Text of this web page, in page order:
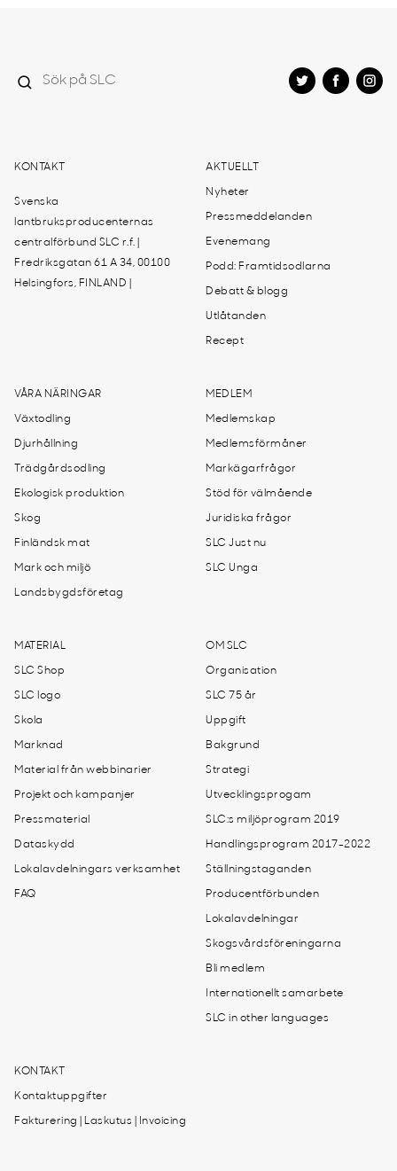
KONTAKT
Svenska
lantbruksproducenternas
centralförbund SLC r.f. |
Fredriksgatan 61 A 34, 00100
Helsingfors, FINLAND |
AKTUELLT
Nyheter
Pressmeddelanden
Evenemang
Podd: Framtidsodlarna
Debatt & blogg
Utlåtanden
Recept
VÅRA NÄRINGAR
Växtodling
Djurhållning
Trädgårdsodling
Ekologisk produktion
Skog
Finländsk mat
Mark och miljö
Landsbygdsföretag
MEDLEM
Medlemskap
Medlemsförmåner
Markägarfrågor
Stöd för välmående
Juridiska frågor
SLC Just nu
SLC Unga
MATERIAL
SLC Shop
SLC logo
Skola
Marknad
Material från webbinarier
Projekt och kampanjer
Pressmaterial
Dataskydd
Lokalavdelningars verksamhet
FAQ
OM SLC
Organisation
SLC 75 år
Uppgift
Bakgrund
Strategi
Utvecklingsprogam
SLC:s miljöprogram 2019
Handlingsprogram 2017-2022
Ställningstaganden
Producentförbunden
Lokalavdelningar
Skogsvårdsföreningarna
Bli medlem
Internationellt samarbete
SLC in other languages
KONTAKT
Kontaktuppgifter
Fakturering | Laskutus | Invoicing